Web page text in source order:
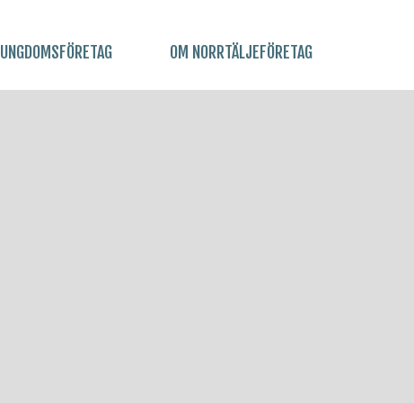
UNGDOMSFÖRETAG OM NORRTÄLJEFÖRETAG